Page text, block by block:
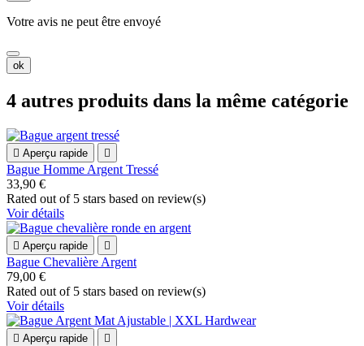
Votre avis ne peut être envoyé
ok
4 autres produits dans la même catégorie
 Aperçu rapide 
Bague Homme Argent Tressé
33,90 €
Rated out of 5 stars based on review(s)
Voir détails
 Aperçu rapide 
Bague Chevalière Argent
79,00 €
Rated out of 5 stars based on review(s)
Voir détails
 Aperçu rapide 